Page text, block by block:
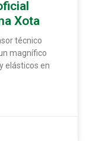
Xota
técnico
magnífico
elásticos en